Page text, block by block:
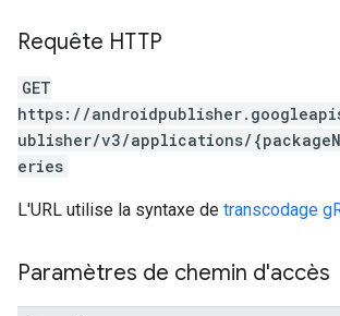
Requête HTTP
GET
https://
ublisher/v3/applications/
eries
L'URL utilise la syntaxe de transcodage
Paramètres de chemin d'accès